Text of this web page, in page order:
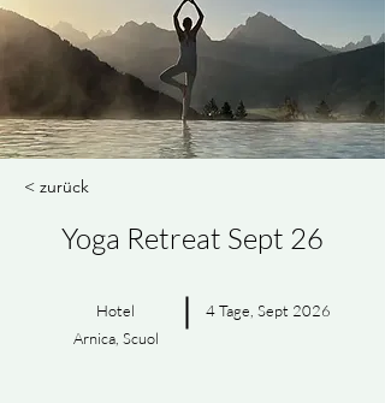
< zurück
Yoga Retreat Sept 26
Hotel
Arnica, Scuol
4 Tage, Sept 2026